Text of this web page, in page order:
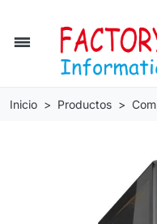
dehaze
Inicio Productos